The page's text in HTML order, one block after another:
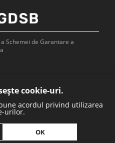
Schemei de Garantare a
cookie-uri.
acordul privind utilizarea
urilor.
OK